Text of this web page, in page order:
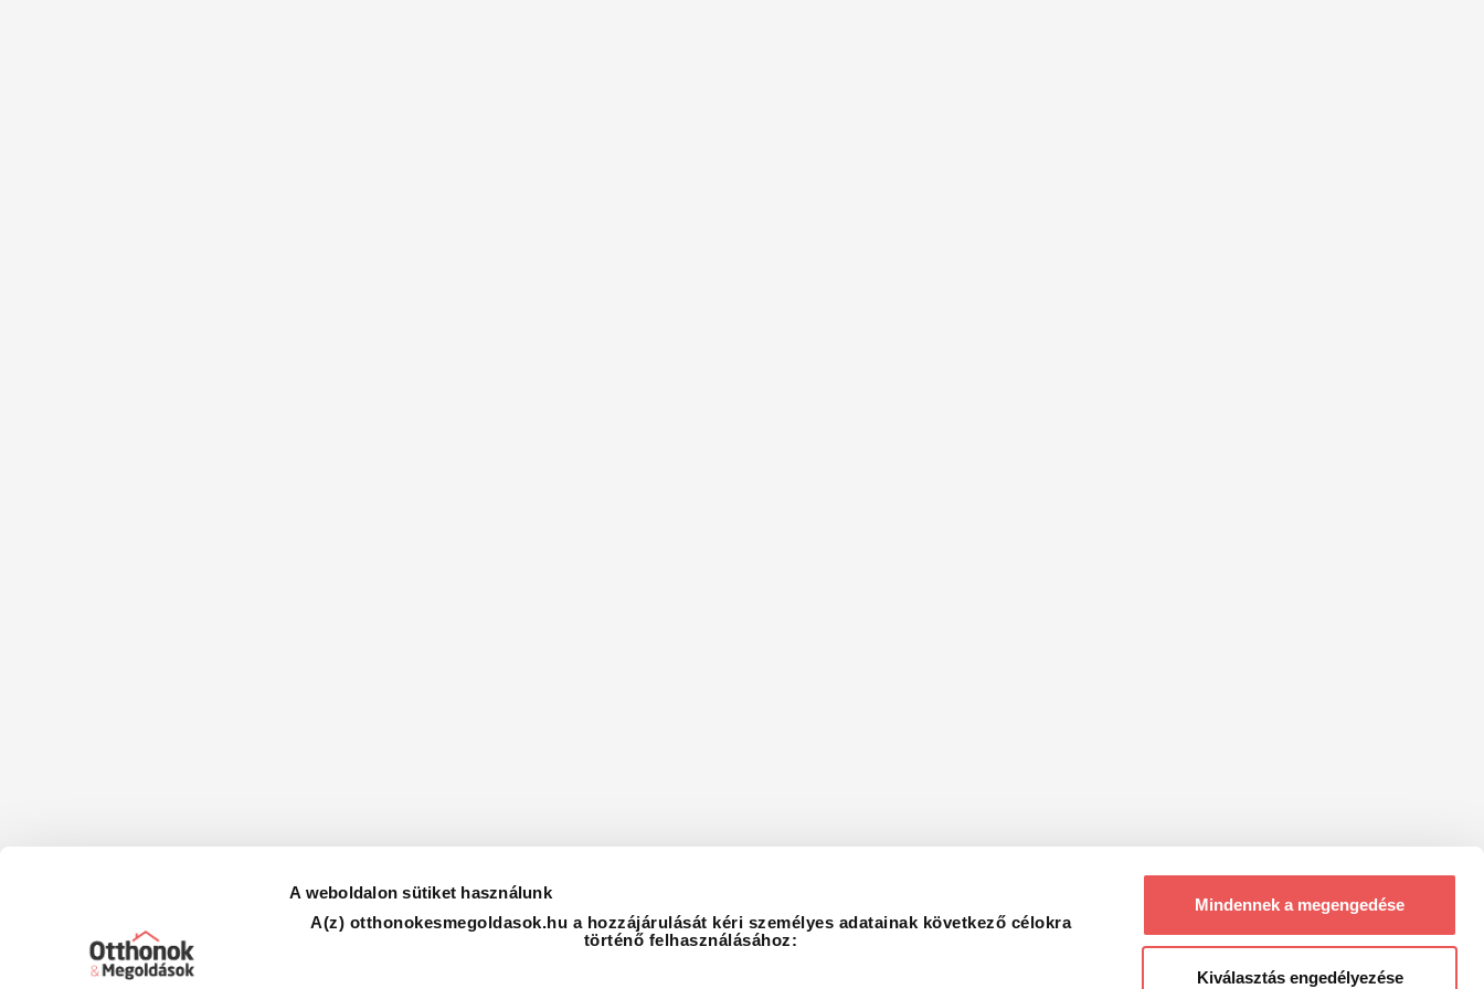
A weboldalon sütiket használunk
A(z) otthonokesmegoldasok.hu a hozzájárulását kéri személyes adatainak következő célokra
történő felhasználásához:
Mindennek a megengedése
Kiválasztás engedélyezése